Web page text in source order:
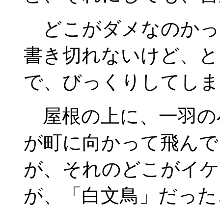
どこがダメなのか
書き切れないけど、
で、びっくりしてし
屋根の上に、一羽
が町に向かって飛ん
が、それのどこがイ
が、「白文鳥」だっ